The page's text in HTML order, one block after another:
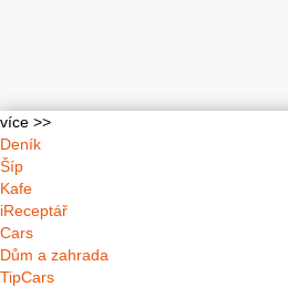
více >>
Deník
Šíp
Kafe
iReceptář
Cars
Dům a zahrada
TipCars